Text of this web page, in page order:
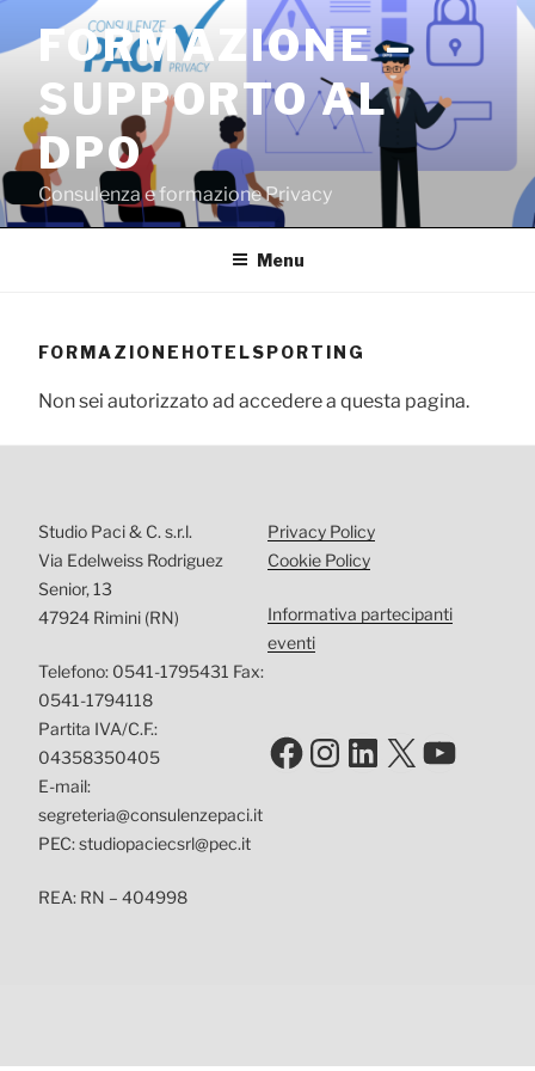
contenuto
FORMAZIONE –
SUPPORTO AL
DPO
Consulenza e formazione Privacy
Menu
FORMAZIONEHOTELSPORTING
Non sei autorizzato ad accedere a questa pagina.
Studio Paci & C. s.r.l.
Via Edelweiss Rodriguez
Senior, 13
47924 Rimini (RN)
Telefono: 0541-1795431 Fax:
0541-1794118
Partita IVA/C.F.:
04358350405
E-mail:
segreteria@consulenzepaci.it
PEC: studiopaciecsrl@pec.it
REA: RN – 404998
Privacy Policy
Cookie Policy
Informativa partecipanti
eventi
Facebook
Instagram
LinkedIn
X